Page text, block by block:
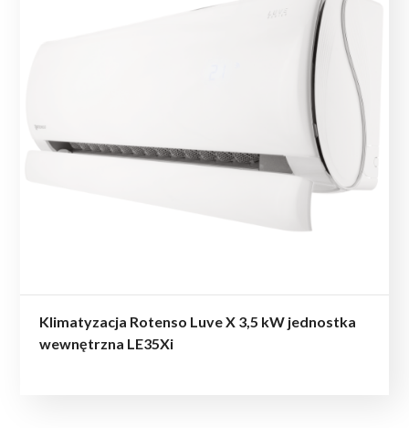
Klimatyzacja Rotenso Luve X 3,5 kW jednostka
wewnętrzna LE35Xi